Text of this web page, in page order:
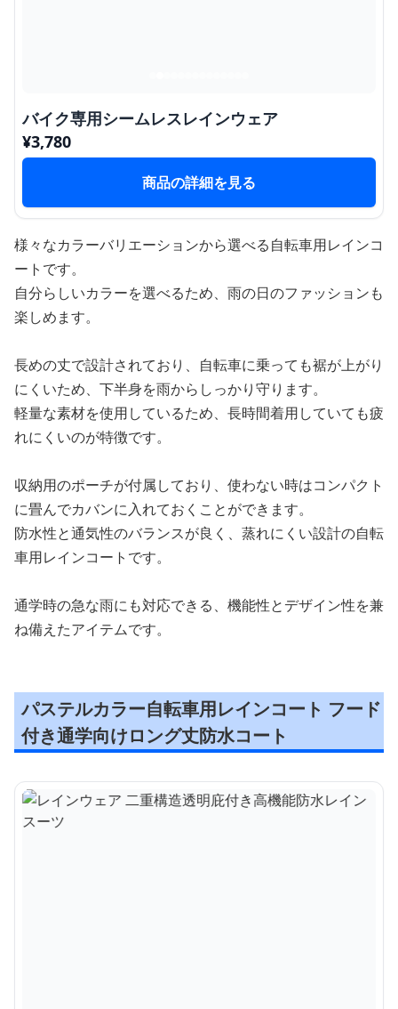
バイク専用シームレスレインウェア
¥3,780
商品の詳細を見る
様々なカラーバリエーションから選べる自転車用レインコ
ートです。
自分らしいカラーを選べるため、雨の日のファッションも
楽しめます。
長めの丈で設計されており、自転車に乗っても裾が上がり
にくいため、下半身を雨からしっかり守ります。
軽量な素材を使用しているため、長時間着用していても疲
れにくいのが特徴です。
収納用のポーチが付属しており、使わない時はコンパクト
に畳んでカバンに入れておくことができます。
防水性と通気性のバランスが良く、蒸れにくい設計の自転
車用レインコートです。
通学時の急な雨にも対応できる、機能性とデザイン性を兼
ね備えたアイテムです。
パステルカラー自転車用レインコート フード
付き通学向けロング丈防水コート